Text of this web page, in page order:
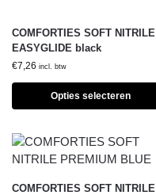
COMFORTIES SOFT NITRILE
EASYGLIDE black
€7,26 incl. btw
Opties selecteren
COMFORTIES SOFT NITRILE